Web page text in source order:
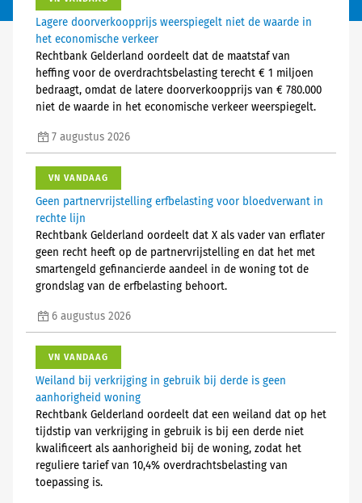
Lagere doorverkoopprijs weerspiegelt niet de waarde in
het economische verkeer
Rechtbank Gelderland oordeelt dat de maatstaf van
heffing voor de overdrachtsbelasting terecht € 1 miljoen
bedraagt, omdat de latere doorverkoopprijs van € 780.000
niet de waarde in het economische verkeer weerspiegelt.
7 augustus 2026
VN VANDAAG
Geen partnervrijstelling erfbelasting voor bloedverwant in
rechte lijn
Rechtbank Gelderland oordeelt dat X als vader van erflater
geen recht heeft op de partnervrijstelling en dat het met
smartengeld gefinancierde aandeel in de woning tot de
grondslag van de erfbelasting behoort.
6 augustus 2026
VN VANDAAG
Weiland bij verkrijging in gebruik bij derde is geen
aanhorigheid woning
Rechtbank Gelderland oordeelt dat een weiland dat op het
tijdstip van verkrijging in gebruik is bij een derde niet
kwalificeert als aanhorigheid bij de woning, zodat het
reguliere tarief van 10,4% overdrachtsbelasting van
toepassing is.